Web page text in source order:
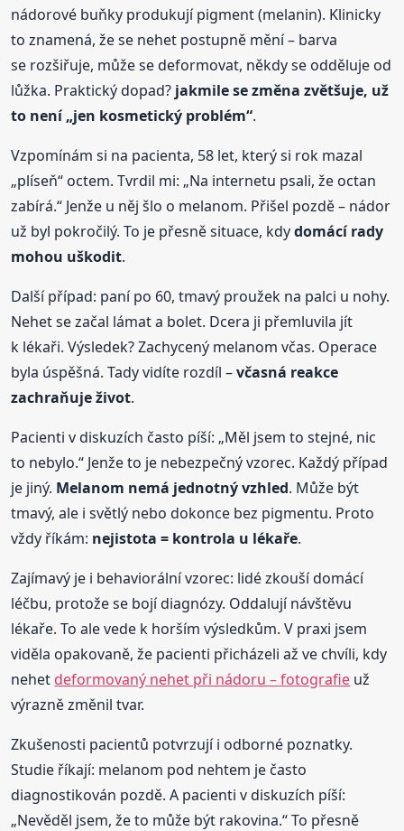
nádorové buňky produkují pigment (melanin). Klinicky
to znamená, že se nehet postupně mění – barva
se rozšiřuje, může se deformovat, někdy se odděluje od
lůžka. Praktický dopad? jakmile se změna zvětšuje, už
to není „jen kosmetický problém“.
Vzpomínám si na pacienta, 58 let, který si rok mazal
„plíseň“ octem. Tvrdil mi: „Na internetu psali, že octan
zabírá.“ Jenže u něj šlo o melanom. Přišel pozdě – nádor
už byl pokročilý. To je přesně situace, kdydomácí rady
mohou uškodit.
Další případ: paní po 60, tmavý proužek na palci u nohy.
Nehet se začal lámat a bolet. Dcera ji přemluvila jít
k lékaři. Výsledek? Zachycený melanom včas. Operace
byla úspěšná. Tady vidíte rozdíl –včasná reakce
zachraňuje život.
Pacienti v diskuzích často píší: „Měl jsem to stejné, nic
to nebylo.“ Jenže to je nebezpečný vzorec. Každý případ
je jiný. Melanom nemá jednotný vzhled. Může být
tmavý, ale i světlý nebo dokonce bez pigmentu. Proto
vždy říkám: nejistota = kontrola u lékaře.
Zajímavý je i behaviorální vzorec: lidé zkouší domácí
léčbu, protože se bojí diagnózy. Oddalují návštěvu
lékaře. To ale vede k horším výsledkům. V praxi jsem
viděla opakovaně, že pacienti přicházeli až ve chvíli, kdy
nehet deformovaný nehet při nádoru – fotografie už
výrazně změnil tvar.
Zkušenosti pacientů potvrzují i odborné poznatky.
Studie říkají: melanom pod nehtem je často
diagnostikován pozdě. A pacienti v diskuzích píší:
„Nevěděl jsem, že to může být rakovina.“ To přesně